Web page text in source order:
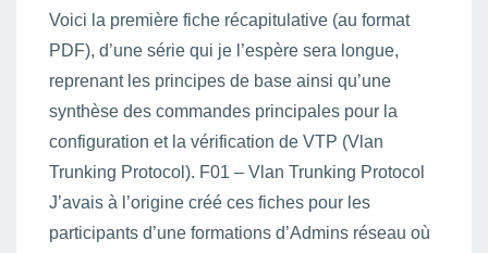
Voici la première fiche récapitulative (au format
PDF), d’une série qui je l’espère sera longue,
reprenant les principes de base ainsi qu’une
synthèse des commandes principales pour la
configuration et la vérification de VTP (Vlan
Trunking Protocol). F01 – Vlan Trunking Protocol
J’avais à l’origine créé ces fiches pour les
participants d’une formations d’Admins réseau où